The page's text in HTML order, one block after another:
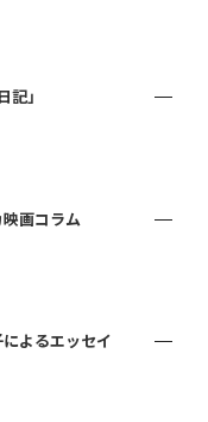
記」
画コラム
よるエッセイ